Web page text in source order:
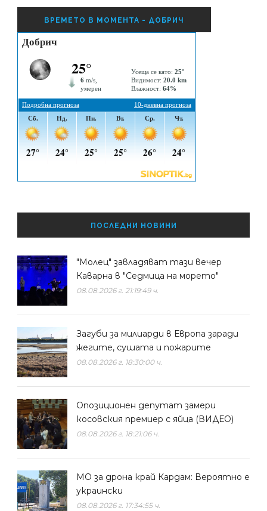
ВРЕМЕТО В МОМЕНТА - ДОБРИЧ
ПОСЛЕДНИ НОВИНИ
"Молец" завладяват тази вечер
Каварна в "Седмица на морето"
08.08.2026 г. 21:19:49 ч.
Загуби за милиарди в Европа заради
жегите, сушата и пожарите
08.08.2026 г. 18:30:00 ч.
Опозиционен депутат замери
косовския премиер с яйца (ВИДЕО)
08.08.2026 г. 18:21:06 ч.
МО за дрона край Кардам: Вероятно е
украински
08.08.2026 г. 17:34:55 ч.